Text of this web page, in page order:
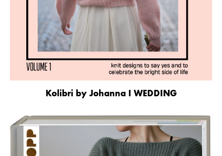
Kolibri by Johanna I WEDDING